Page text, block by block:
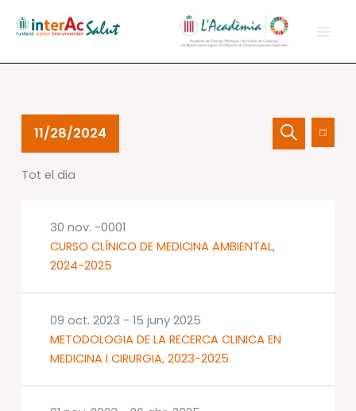
Esdeveniments
nov.
Navegació
visualCercade
Dia
11/28/2024
una
Tot el dia
CURSO CLÍNICO DE MEDICINA AMBIENTAL,
2024-2025
30 nov. -0001
METODOLOGIA DE LA RECERCA CLINICA EN
MEDICINA I CIRURGIA, 2023-2025
09 oct. 2023 - 15 juny 2025